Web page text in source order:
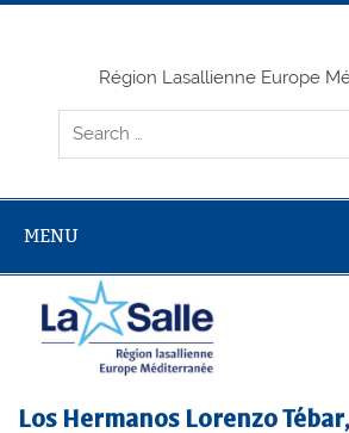
Skip
Région Lasallienne Europe
MENU
Los Hermanos Lorenzo